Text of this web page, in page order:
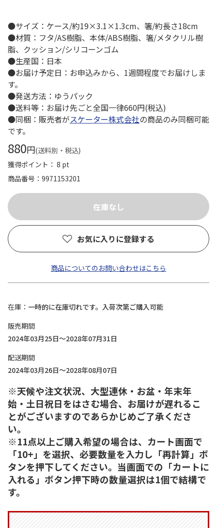
●サイズ：ケース/約19×3.1×1.3cm、箸/約長さ18cm
●材質：フタ/AS樹脂、本体/ABS樹脂、箸/メタクリル樹
脂、クッション/シリコーンゴム
●生産国：日本
●お届け予定日：お申込みから、1週間程度でお届けしま
す。
●発送方法：ゆうパック
●送料等：お届け先ごと全国一律660円(税込)
●同梱：販売者がスケーター株式会社の商品のみ同梱可能
です。
880円(送料別・税込)
獲得ポイント： 8 pt
商品番号
9971153201
お気に入りに登録する
商品についてのお問い合わせはこちら
在庫
一時的に在庫切れです。入荷次第ご購入可能
販売期間
2024年03月25日～2028年07月31日
配送期間
2024年03月26日～2028年08月07日
※天候や注文状況、大型連休・お盆・年末年
始・土日祝日をはさむ場合、お届けが遅れるこ
とがございますのであらかじめご了承くださ
い。
※11点以上ご購入希望の場合は、カート画面で
「10+」を選択、必要数量を入力し「再計算」ボ
タンを押下してください。当画面での「カートに
入れる」ボタン押下時の数量選択は1個で結構で
す。